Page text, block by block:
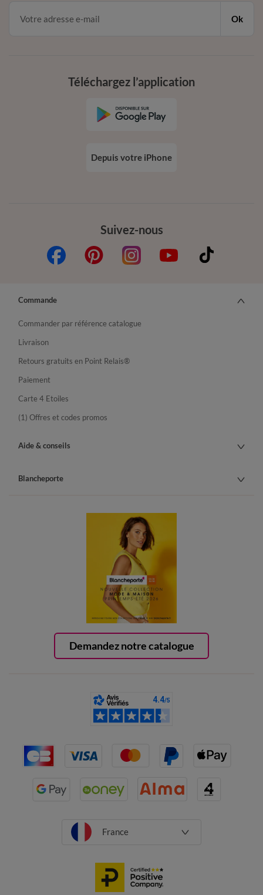
Ok
Suivez-nous
Téléchargez l’application
Depuis votre iPhone
Demandez notre catalogue
Commande
Commander par référence catalogue
Livraison
Retours gratuits en Point Relais®
Paiement
Carte 4 Etoiles
(1) Offres et codes promos
Aide & conseils
Blancheporte
France